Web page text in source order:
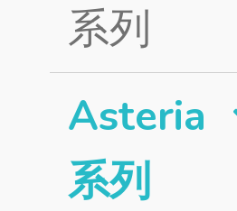
系列
Asteria
系列